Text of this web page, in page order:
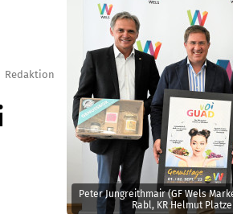
Peter Jungreithmair (GF Wels
Rabl, KR Helmut
Redaktion